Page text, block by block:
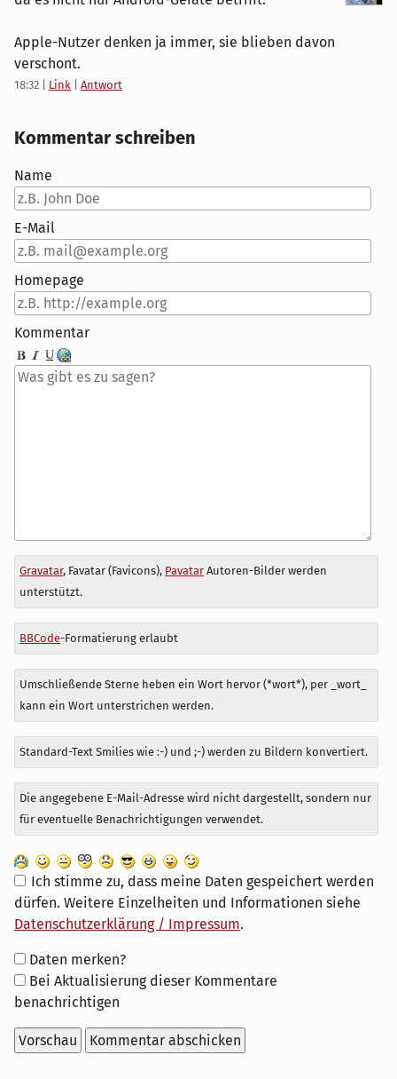
Apple-Nutzer denken ja immer, sie blieben davon
verschont.
18:32 Link Antwort
Kommentar schreiben
Name
E-Mail
Homepage
Kommentar
Antwort
zu
Gravatar, Favatar (Favicons), PavatarAutoren-Bilder werden
unterstützt.
BBCode-Formatierung erlaubt
Umschließende Sterne heben ein Wort hervor (*wort*), per _wort_
kann ein Wort unterstrichen werden.
Standard-Text Smilies wie :-) und ;-) werden zu Bildern konvertiert.
Die angegebene E-Mail-Adresse wird nicht dargestellt, sondern nur
für eventuelle Benachrichtigungen verwendet.
Ich stimme zu, dass meine Daten gespeichert werden
dürfen. Weitere Einzelheiten und Informationen siehe
Datenschutzerklärung / Impressum.
Formular-
Optionen
Daten merken?
Bei Aktualisierung dieser Kommentare
benachrichtigen